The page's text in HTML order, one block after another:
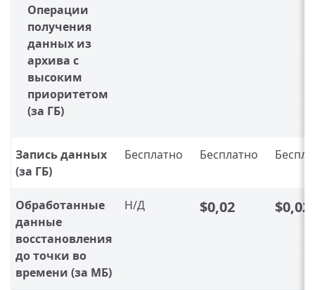
Операции
получения
данных из
архива с
высоким
приоритетом
(за ГБ)
Запись данных
(за ГБ)
Бесплатно Бесплатно
Обработанные
данные
восстановления
до точки во
времени (за МБ)
Н/Д $0,02 $0,02